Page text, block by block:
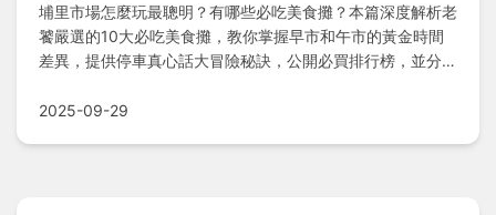
埔里市場怎麼玩最聰明？有哪些必吃美食攤？本篇深度解析老
饕嚴選的10大必吃美食攤，教你掌握早市和午市的黃金時間
差異，提供停車真心話大冒險秘訣，公開必買排行榜，並分享
讓你的市場之旅事半功倍！
2025-09-29